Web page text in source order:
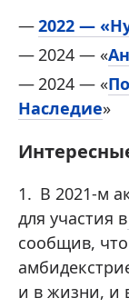
2022 —
2024 — «
2024 — «
Наследие»
В 2021-м
для участия в
сообщив,
и в жизни, и